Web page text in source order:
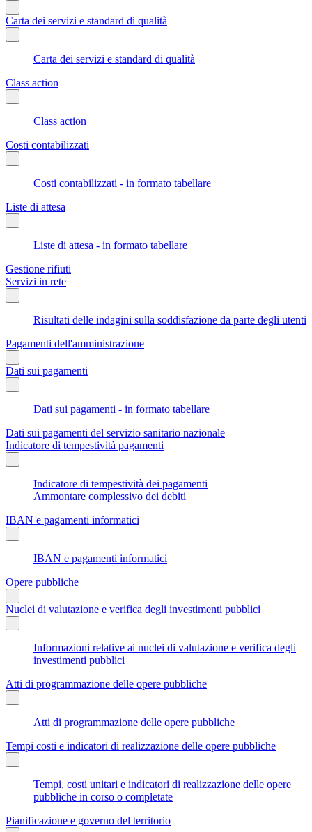
Carta dei servizi e standard di qualità
Carta dei servizi e standard di qualità
Class action
Class action
Costi contabilizzati
Costi contabilizzati - in formato tabellare
Liste di attesa
Liste di attesa - in formato tabellare
Gestione rifiuti
Servizi in rete
Risultati delle indagini sulla soddisfazione da parte degli utenti
Pagamenti dell'amministrazione
Dati sui pagamenti
Dati sui pagamenti - in formato tabellare
Dati sui pagamenti del servizio sanitario nazionale
Indicatore di tempestività pagamenti
Indicatore di tempestività dei pagamenti
Ammontare complessivo dei debiti
IBAN e pagamenti informatici
IBAN e pagamenti informatici
Opere pubbliche
Nuclei di valutazione e verifica degli investimenti pubblici
Informazioni relative ai nuclei di valutazione e verifica degli
investimenti pubblici
Atti di programmazione delle opere pubbliche
Atti di programmazione delle opere pubbliche
Tempi costi e indicatori di realizzazione delle opere pubbliche
Tempi, costi unitari e indicatori di realizzazione delle opere
pubbliche in corso o completate
Pianificazione e governo del territorio